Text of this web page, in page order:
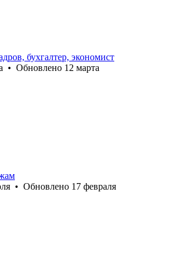
бухгалтер, экономист
• Обновлено 12 марта
• Обновлено 17 февраля